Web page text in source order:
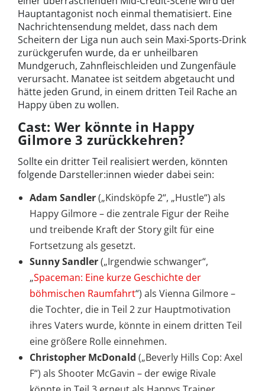
Hauptantagonist noch einmal thematisiert. Eine
Nachrichtensendung meldet, dass nach dem
Scheitern der Liga nun auch sein Maxi-Sports-Drink
zurückgerufen wurde, da er unheilbaren
Mundgeruch, Zahnfleischleiden und Zungenfäule
verursacht. Manatee ist seitdem abgetaucht und
hätte jeden Grund, in einem dritten Teil Rache an
Happy üben zu wollen.
Cast: Wer könnte in Happy
Gilmore 3 zurückkehren?
Sollte ein dritter Teil realisiert werden, könnten
folgende Darsteller:innen wieder dabei sein:
Adam Sandler(„Kindsköpfe 2“, „Hustle“) als
Happy Gilmore – die zentrale Figur der Reihe
und treibende Kraft der Story gilt für eine
Fortsetzung als gesetzt.
Sunny Sandler(„Irgendwie schwanger“,
„Spaceman: Eine kurze Geschichte der
böhmischen Raumfahrt“) als Vienna Gilmore –
die Tochter, die in Teil 2 zur Hauptmotivation
ihres Vaters wurde, könnte in einem dritten Teil
eine größere Rolle einnehmen.
Christopher McDonald („Beverly Hills Cop: Axel
F“) als Shooter McGavin – der ewige Rivale